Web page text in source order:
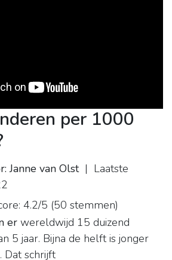
per 1000
Janne van Olst| Laatste
4.2/5 (50 stemmen)
er wereldwijd 15 duizend
5 jaar. Bijna de helft is jonger
Dat schrijft